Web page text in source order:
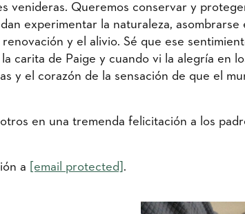
venideras. Queremos conservar y
experimentar la naturaleza, asombrarse
y el alivio. Sé que ese
carita de Paige y cuando vi la alegría en
y el corazón de la sensación de que el
en una tremenda felicitación a los
a [email protected] .